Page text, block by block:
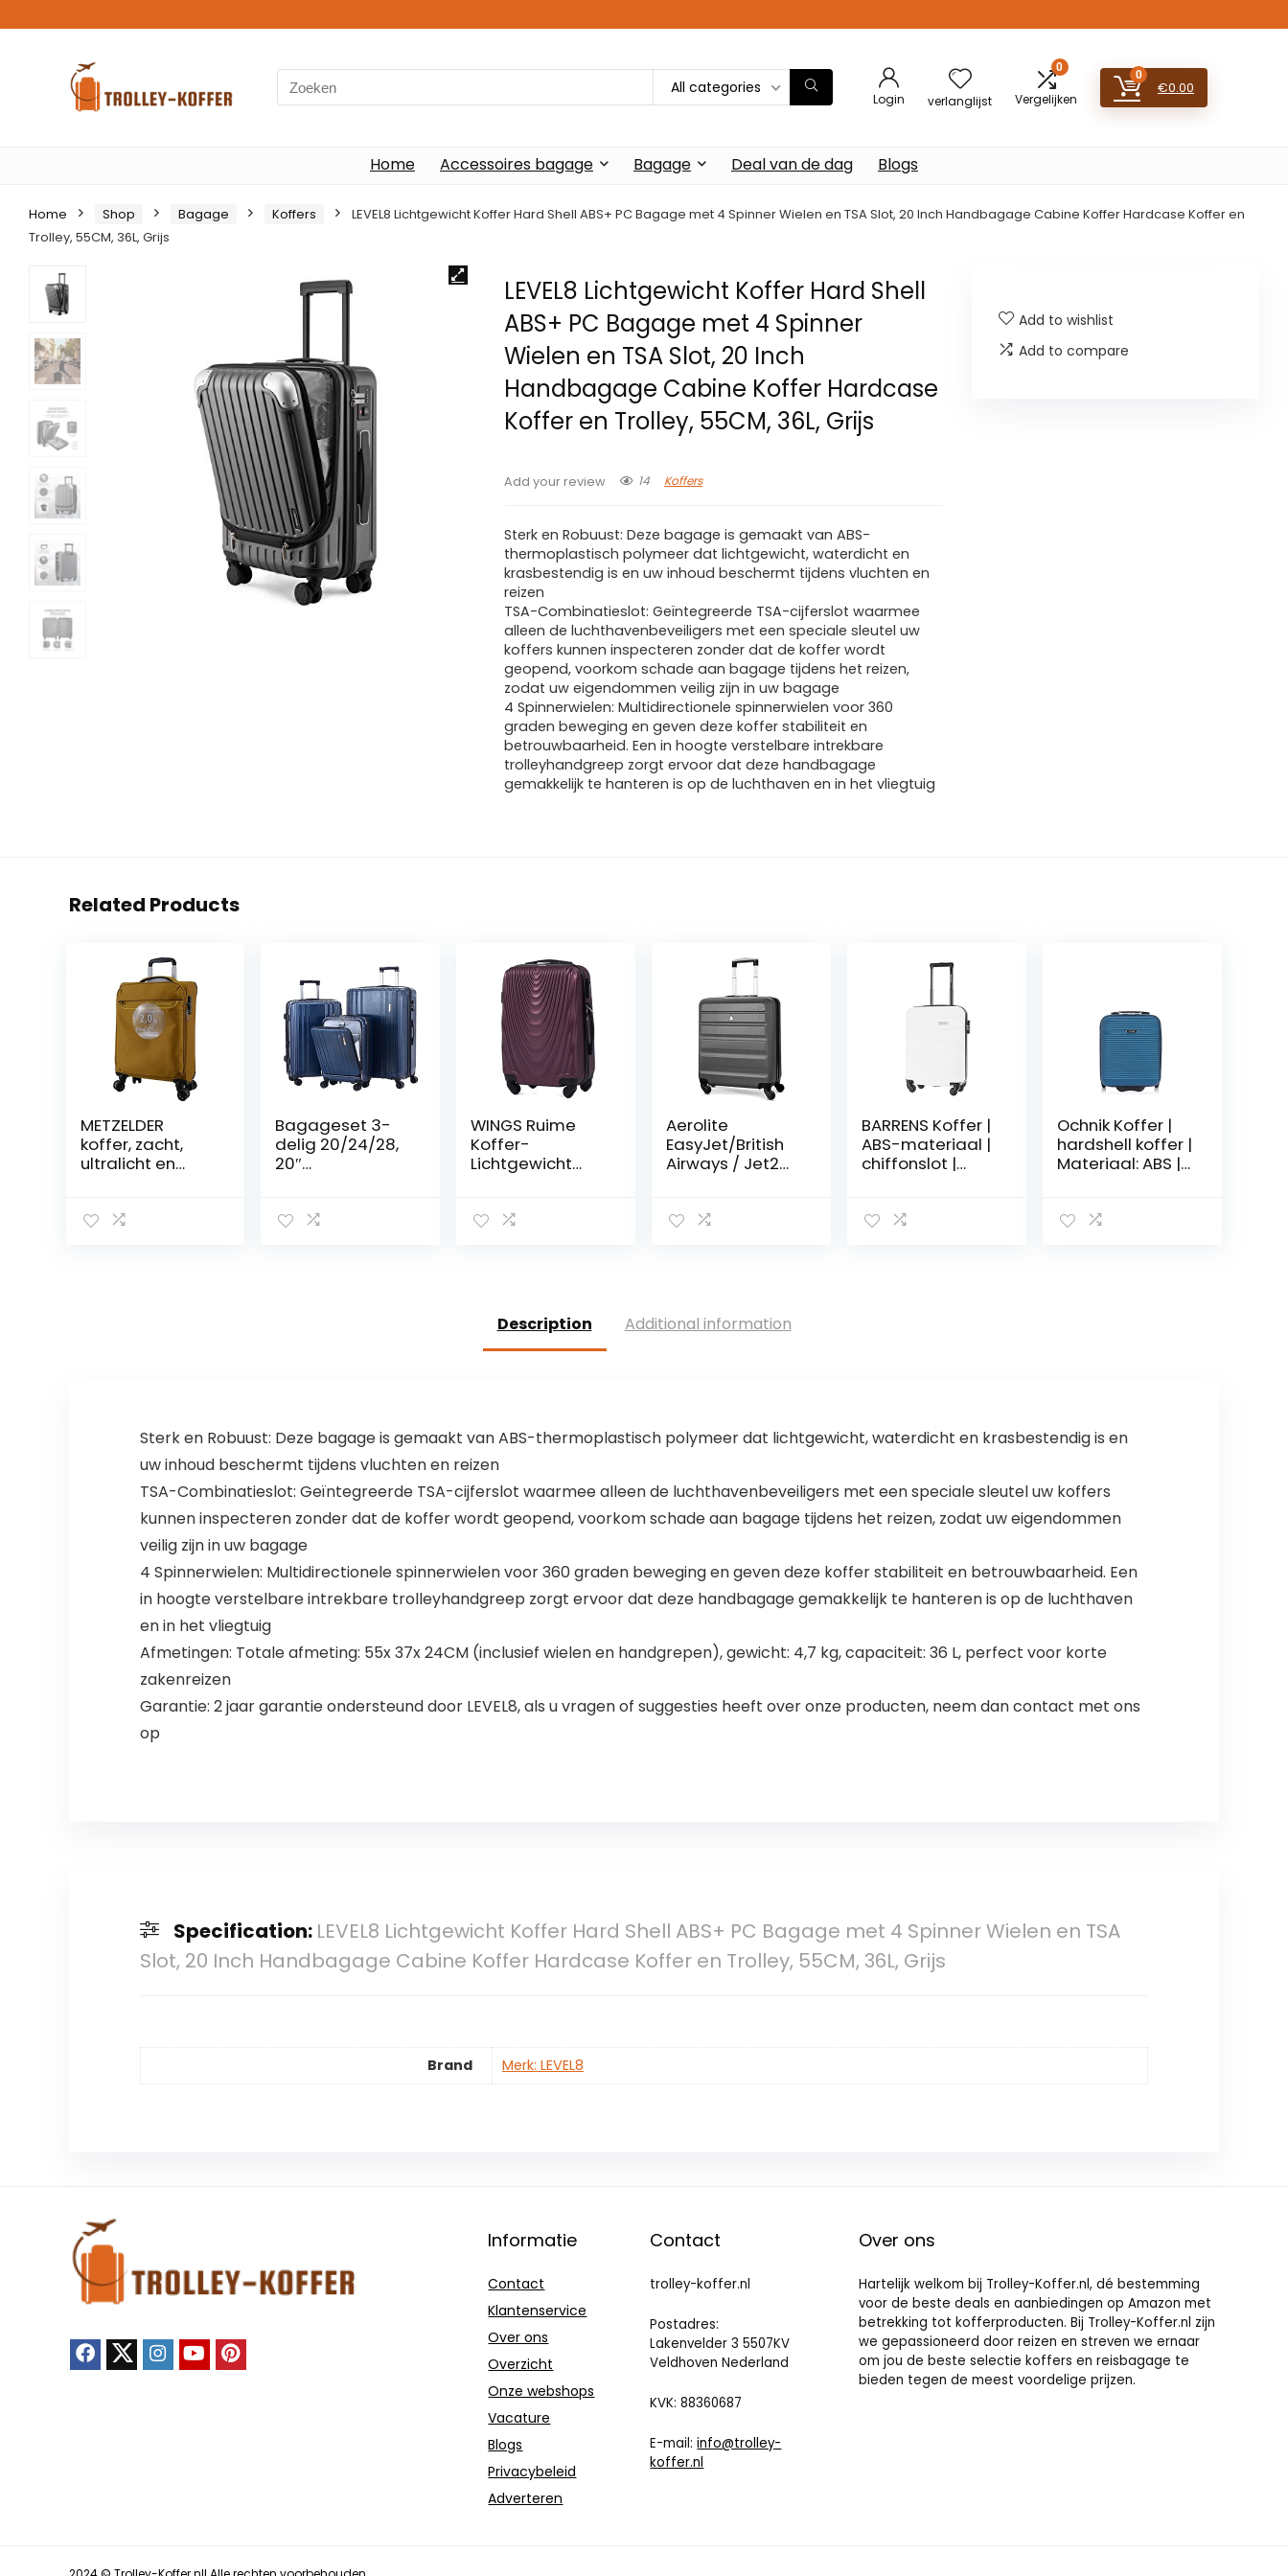
Search
for:
All categories
Login verlanglijst
0
Vergelijken
0
€0.00
Home Accessoires bagage Bagage Deal van de dag Blogs
Home Shop Bagage Koffers
LEVEL8 Lichtgewicht Koffer Hard Shell ABS+ PC Bagage met 4 Spinner Wielen en TSA Slot, 20 Inch Handbagage Cabine Koffer Hardcase Koffer en
Trolley, 55CM, 36L, Grijs
LEVEL8 Lichtgewicht Koffer Hard Shell
ABS+ PC Bagage met 4 Spinner
Wielen en TSA Slot, 20 Inch
Handbagage Cabine Koffer Hardcase
Koffer en Trolley, 55CM, 36L, Grijs
Add your review 14 Koffers
Sterk en Robuust: Deze bagage is gemaakt van ABS-
thermoplastisch polymeer dat lichtgewicht, waterdicht en
krasbestendig is en uw inhoud beschermt tijdens vluchten en
reizen
TSA-Combinatieslot: Geïntegreerde TSA-cijferslot waarmee
alleen de luchthavenbeveiligers met een speciale sleutel uw
koffers kunnen inspecteren zonder dat de koffer wordt
geopend, voorkom schade aan bagage tijdens het reizen,
zodat uw eigendommen veilig zijn in uw bagage
4 Spinnerwielen: Multidirectionele spinnerwielen voor 360
graden beweging en geven deze koffer stabiliteit en
betrouwbaarheid. Een in hoogte verstelbare intrekbare
trolleyhandgreep zorgt ervoor dat deze handbagage
gemakkelijk te hanteren is op de luchthaven en in het vliegtuig
Add to wishlist
Add to compare
Related Products
METZELDER
koffer, zacht,
ultralicht en
(geel), S_Petite
Bagageset 3-
delig 20/24/28,
20″
24/28″ Met
WINGS Ruime
Koffer-
Lichtgewicht
Moderne
Cijferslot
Aerolite
EasyJet/British
Airways / Jet2
handbagage
reiskoffer trolley
koffer, koolgrijs,
BARRENS Koffer |
ABS-materiaal |
chiffonslot |
graden wielen |
Ochnik Koffer |
hardshell koffer |
Materiaal: ABS |
hoge kwaliteit,
Description Additional information
Sterk en Robuust: Deze bagage is gemaakt van ABS-thermoplastisch polymeer dat lichtgewicht, waterdicht en krasbestendig is en
uw inhoud beschermt tijdens vluchten en reizen
TSA-Combinatieslot: Geïntegreerde TSA-cijferslot waarmee alleen de luchthavenbeveiligers met een speciale sleutel uw koffers
kunnen inspecteren zonder dat de koffer wordt geopend, voorkom schade aan bagage tijdens het reizen, zodat uw eigendommen
veilig zijn in uw bagage
4 Spinnerwielen: Multidirectionele spinnerwielen voor 360 graden beweging en geven deze koffer stabiliteit en betrouwbaarheid. Een
in hoogte verstelbare intrekbare trolleyhandgreep zorgt ervoor dat deze handbagage gemakkelijk te hanteren is op de luchthaven
en in het vliegtuig
Afmetingen: Totale afmeting: 55x 37x 24CM (inclusief wielen en handgrepen), gewicht: 4,7 kg, capaciteit: 36 L, perfect voor korte
zakenreizen
Garantie: 2 jaar garantie ondersteund door LEVEL8, als u vragen of suggesties heeft over onze producten, neem dan contact met ons
op
Specification: LEVEL8 Lichtgewicht Koffer Hard Shell ABS+ PC Bagage met 4 Spinner Wielen en TSA
Slot, 20 Inch Handbagage Cabine Koffer Hardcase Koffer en Trolley, 55CM, 36L, Grijs
Brand Merk: LEVEL8
Informatie
Contact
Klantenservice
Over ons
Overzicht
Onze webshops
Vacature
Blogs
Privacybeleid
Adverteren
Contact
trolley-koffer.nl
Postadres:
Lakenvelder 3 5507KV
Veldhoven Nederland
KVK: 88360687
E-mail:info@trolley-
koffer.nl
Over ons
Hartelijk welkom bij Trolley-Koffer.nl, dé bestemming
voor de beste deals en aanbiedingen op Amazon met
betrekking tot kofferproducten. Bij Trolley-Koffer.nl zijn
we gepassioneerd door reizen en streven we ernaar
om jou de beste selectie koffers en reisbagage te
bieden tegen de meest voordelige prijzen.